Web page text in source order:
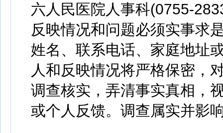
六人民医院人事科(0755-
反映情况和问题必须实事求
姓名、联系电话、家庭地址
人和反映情况将严格保密，
调查核实，弄清事实真相，
或个人反馈。调查属实并影